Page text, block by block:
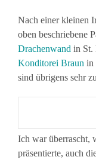
Nach einer kleinen
oben beschriebene
Drachenwand in St.
Konditorei Braun in
sind übrigens sehr
Ich war überrascht,
präsentierte, auch